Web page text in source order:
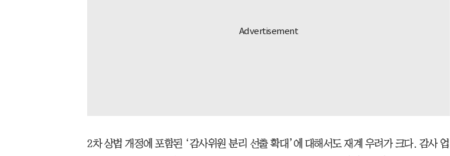
2차 상법 개정에 포함된 ‘감사위원 분리 선출 확대’에 대해서도 재계 우려가 크다. 감사 업